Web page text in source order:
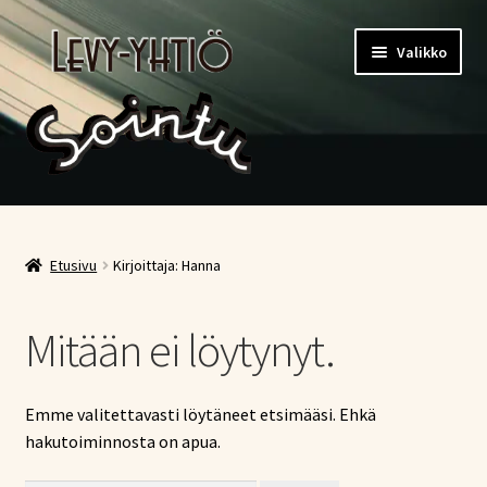
Siirry
navigointiin
Siirry
sisältöön
Valikko
Etusivu
Kauppa
Oma tili
Etusivu Kirjoittaja: Hanna
Mitään ei löytynyt.
Emme valitettavasti löytäneet etsimääsi. Ehkä
hakutoiminnosta on apua.